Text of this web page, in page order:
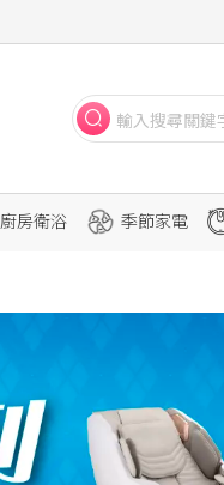
廚房衛浴 季節家電